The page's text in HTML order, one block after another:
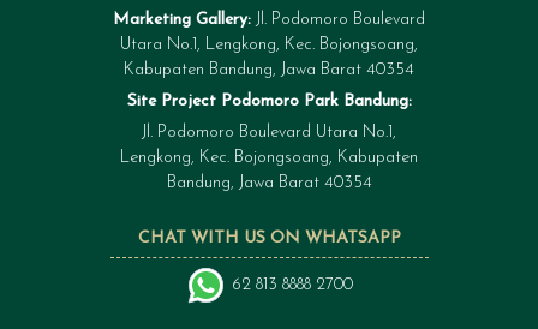
CHAT WITH US ON WHATSAPP
62 813 8888 2700
Marketing Gallery: Jl. Podomoro Boulevard
Utara No.1, Lengkong, Kec. Bojongsoang,
Kabupaten Bandung, Jawa Barat 40354
Site Project Podomoro Park Bandung:
Jl. Podomoro Boulevard Utara No.1,
Lengkong, Kec. Bojongsoang, Kabupaten
Bandung, Jawa Barat 40354